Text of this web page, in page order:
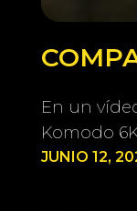
En un
Komodo
JUNIO 12,